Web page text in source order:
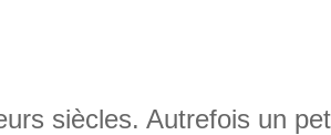
siècles. Autrefois un